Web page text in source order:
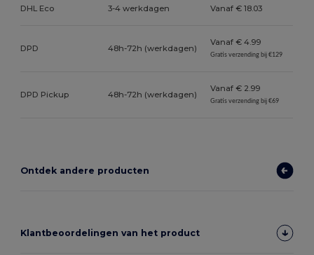
DHL Eco 3-4 werkdagen Vanaf € 18.03
DPD 48h-72h (werkdagen)
Vanaf € 4.99
Gratis verzending bij €129
DPD Pickup 48h-72h (werkdagen)
Vanaf € 2.99
Gratis verzending bij €69
Ontdek andere producten
Klantbeoordelingen van het product